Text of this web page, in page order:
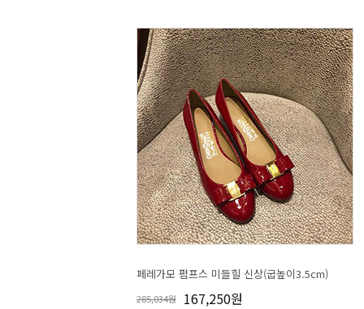
페레가모 펌프스 미들힐 신상(굽높이3.5cm)
285,034원 167,250원